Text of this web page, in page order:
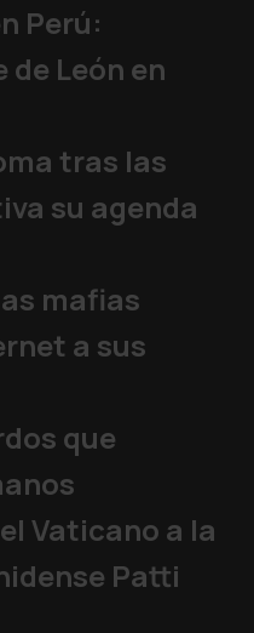
Perú:
León en
tras las
su agenda
mafias
a sus
que
Vaticano a la
Patti